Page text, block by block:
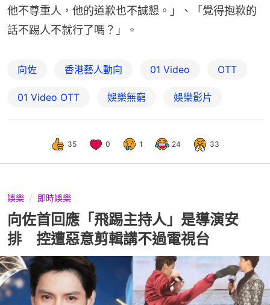
他不尊重人，他的道歉也不誠懇。」、「覺得抱歉的
話不踢人不就行了嗎？」。
向佐 香港藝人動向 01 Video OTT
01‌ ‌Video‌ ‌OTT 娛樂無窮 娛樂影片
35 0 1 24 33
娛樂 即時娛樂
向佐首回應「飛踢主持人」是導演安
排 控遭惡意剪輯講不過電視台